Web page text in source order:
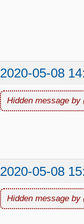
2020-05-08
Hidden message by
2020-05-08
Hidden message by